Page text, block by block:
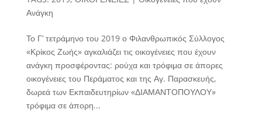
Ανάγκη
Το Γ’ τετράμηνο του 2019 ο Φιλανθρωπικός Σύλλογος
«Κρίκος Ζωής» αγκαλιάζει τις οικογένειες που έχουν
ανάγκη προσφέροντας: ρούχα και τρόφιμα σε άπορες
οικογένειες του Περάματος και της Αγ. Παρασκευής,
δωρεά των Εκπαιδευτηρίων «ΔΙΑΜΑΝΤΟΠΟΥΛΟΥ»
τρόφιμα σε άπορη...